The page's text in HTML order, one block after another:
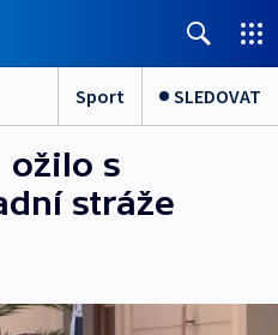
Sport SLEDOVAT
ožilo s
stráže